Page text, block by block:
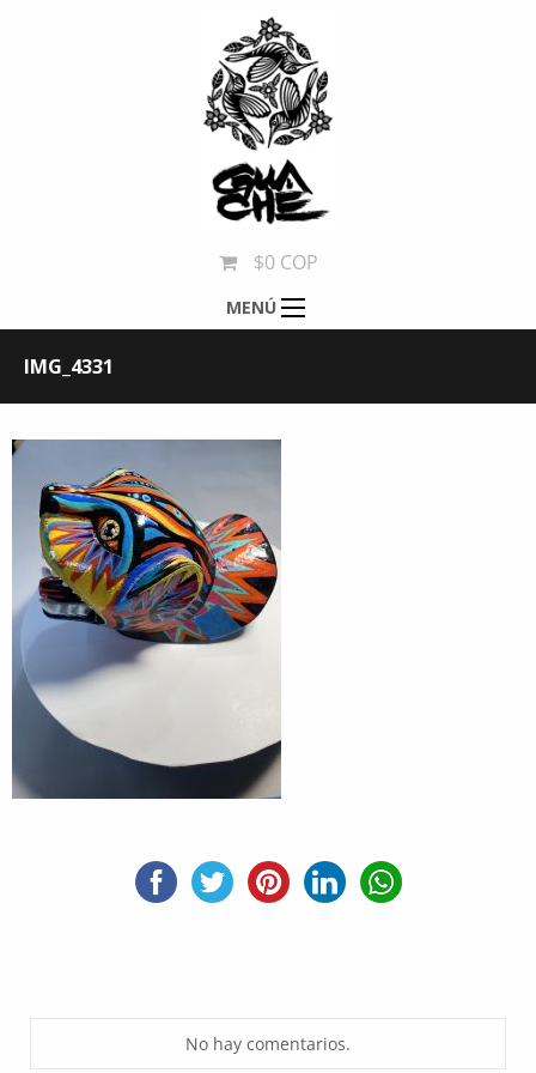
$0 COP
MENÚ
IMG_4331
No hay comentarios.